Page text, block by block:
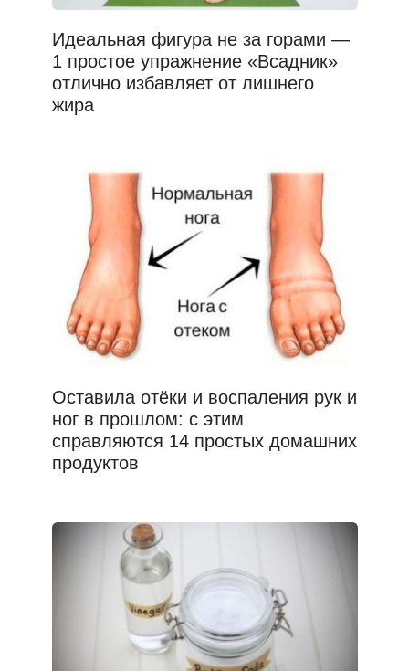
Идеальная фигура не за горами —
1 простое упражнение «Всадник»
отлично избавляет от лишнего
жира
Оставила отёки и воспаления рук и
ног в прошлом: с этим
справляются 14 простых домашних
продуктов